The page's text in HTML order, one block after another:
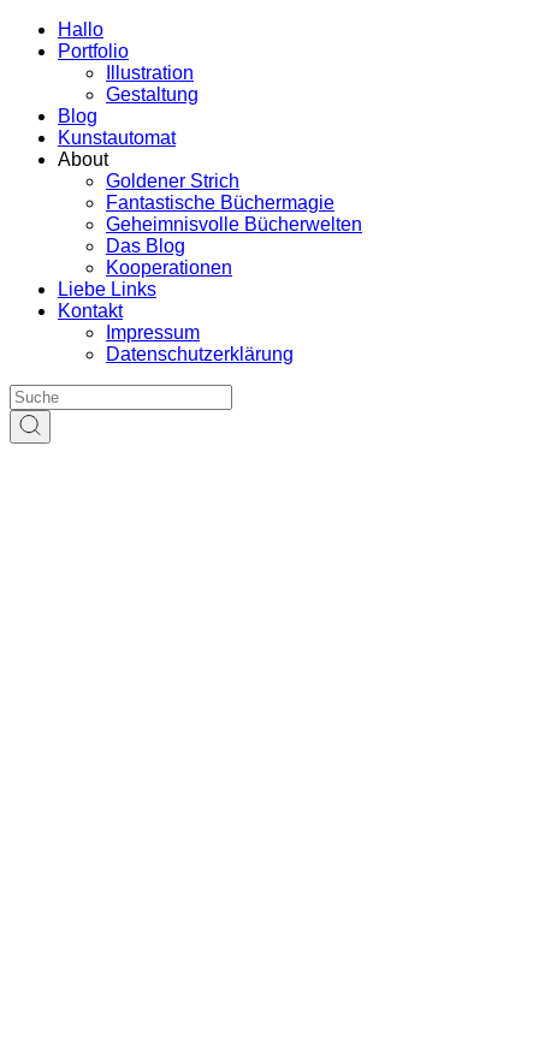
Hallo
Portfolio
Illustration
Gestaltung
Blog
Kunstautomat
About
Goldener Strich
Fantastische Büchermagie
Geheimnisvolle Bücherwelten
Das Blog
Kooperationen
Liebe Links
Kontakt
Impressum
Datenschutzerklärung